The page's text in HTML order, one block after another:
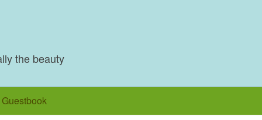
the beauty
Guestbook